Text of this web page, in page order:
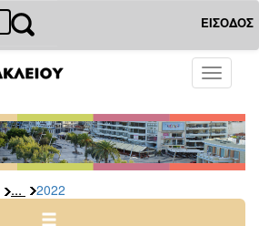
ΕΙΣΟΔΟΣ
Toggle
... 2022